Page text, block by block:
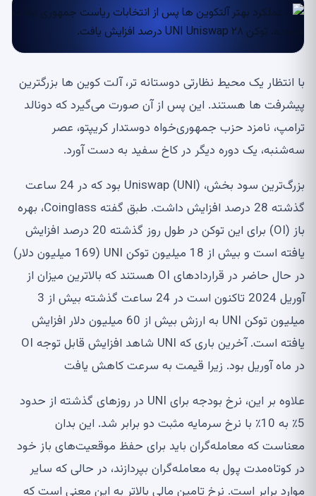
انتظار یک محیط نظارتی دوستانه تر، آلت کوین ها بزرگترین
ها هستند. این پس از آن صورت می‌گیرد که دونالد
نامزد حزب جمهوری‌خواه دوستدار کریپتو، عصر
یک دوره دیگر در کاخ سفید به دست آورد.
بزرگ‌ترین سود بخش، Uniswap (UNI) بود که در 24 ساعت
گذشته 28 درصد افزایش داشت. طبق گفته Coinglass، بهره
باز (OI) برای این توکن در طول روز گذشته 20 درصد افزایش
یافته است و بیش از 18 میلیون توکن UNI (169 میلیون دلار)
در حال حاضر در قراردادهای OI هستند که بالاترین میزان از
آوریل 2024 تاکنون است در 24 ساعت گذشته بیش از 3
میلیون توکن UNI به ارزش بیش از 60 میلیون دلار افزایش
یافته است. آخرین باری که UNI شاهد افزایش قابل توجه OI
ماه آوریل بود. زیرا قیمت به سرعت کاهش یافت
علاوه بر این، نرخ بودجه برای UNI در روزهای گذشته از حدود
5٪ به 10٪ با نرخ سرمایه مثبت دو برابر شد. این بدان
که معامله‌گران باید برای حفظ موقعیت‌های باز خود
کوتاه‌مدت پول به معامله‌گران بپردازند، در حالی که سایر
برابر است. نرخ تامین مالی بالاتر به این معنی است که